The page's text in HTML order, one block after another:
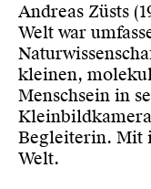
Andreas Züsts
Welt war
kleinen,
Menschsein in
Begleiterin. Mit
Welt.